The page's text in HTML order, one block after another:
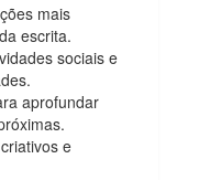
mais
escrita.
sociais e
aprofundar
e